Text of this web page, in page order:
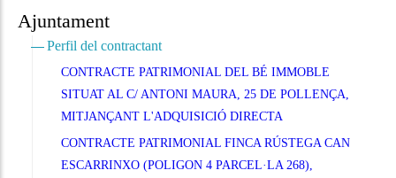
Ajuntament
Perfil del contractant
CONTRACTE PATRIMONIAL DEL BÉ IMMOBLE
SITUAT AL C/ ANTONI MAURA, 25 DE POLLENÇA,
MITJANÇANT L'ADQUISICIÓ DIRECTA
CONTRACTE PATRIMONIAL FINCA RÚSTEGA CAN
ESCARRINXO (POLIGON 4 PARCEL·LA 268),